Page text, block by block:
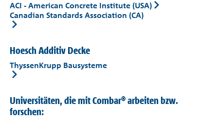
Wissensportale
Referenzen
Kontakt
ACI - American Concrete Institute (USA)
Canadian Standards Association (CA)
Hoesch Additiv Decke
ThyssenKrupp Bausysteme
Universitäten, die mit Combar® arbeiten bzw.
forschen: